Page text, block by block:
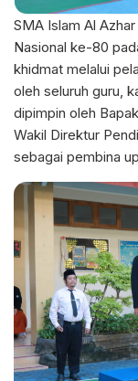
SMA Islam Al
Nasional ke-80
khidmat melalui
oleh seluruh guru,
dipimpin oleh
Wakil Direktur
sebagai pembina